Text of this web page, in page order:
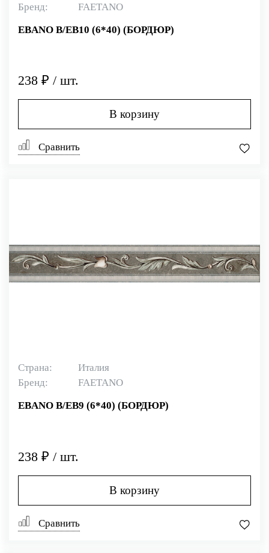
Бренд:
FAETANO
EBANO B/EB10 (6*40) (БОРДЮР)
238 ₽ / шт.
В корзину
Сравнить
Страна:
Италия
Бренд:
FAETANO
EBANO B/EB9 (6*40) (БОРДЮР)
238 ₽ / шт.
В корзину
Сравнить